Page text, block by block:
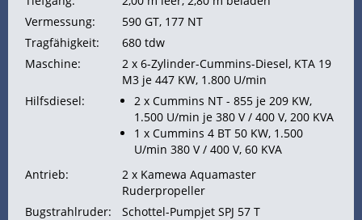
Vermessung:
590 GT, 177 NT
Tragfähigkeit:
680 tdw
Maschine:
2 x 6-Zylinder-Cummins-Diesel, KTA 19
M3 je 447 KW, 1.800 U/min
Hilfsdiesel:
2 x Cummins NT - 855 je 209 KW,
1.500 U/min je 380 V / 400 V, 200 KVA
1 x Cummins 4 BT 50 KW, 1.500
U/min 380 V / 400 V, 60 KVA
Antrieb:
2 x Kamewa Aquamaster
Ruderpropeller
Bugstrahlruder:
Schottel-Pumpjet SPJ 57 T